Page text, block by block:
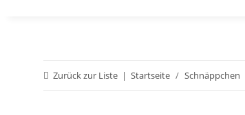
Zurück zur Liste Startseite Schnäppchen